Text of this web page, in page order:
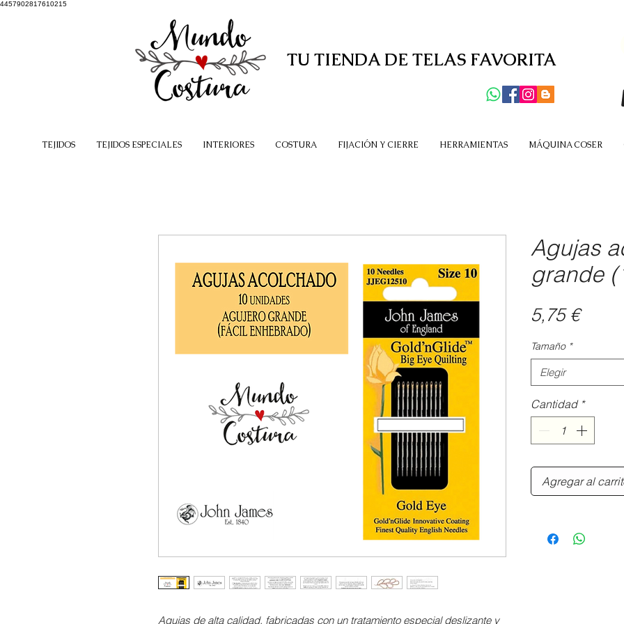
4457902817610215
TU TIENDA DE TELAS FAVORITA
TEJIDOS TEJIDOS ESPECIALES INTERIORES COSTURA FIJACIÓN Y CIERRE HERRAMIENTAS MÁQUINA COSER
Agujas de alta calidad, fabricadas con un tratamiento especial deslizante y
Agujas
grande
5,75 €
Tamaño *
Elegir
Cantidad *
Agregar al